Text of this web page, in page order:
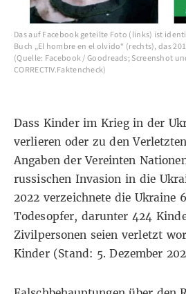
Das auf Facebook geteilte Foto (links) ist
Buch „El hombre en el olvido“ (rechts), das
(Quelle: Facebook / Goodreads; Screenshot
CORRECTIV.Faktencheck)
Dass Kinder im Krieg in der
verlieren oder zu den
Angaben derVereinten
russischen Invasion in die
2022 verzeichnete die Ukraine
Todesopfer, darunter 424
Zivilpersonen seien verletzt
Kinder (Stand: 5. Dezember